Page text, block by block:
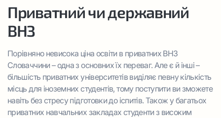
Приватний чи державний
ВНЗ
Порівняно невисока ціна освіти в приватних ВНЗ
Словаччини – одна з основних їх переваг. Але є й інші –
більшість приватних університетів виділяє певну кількість
місць для іноземних студентів, тому поступити ви зможете
навіть без стресу підготовки до іспитів. Також у багатьох
приватних навчальних закладах студенти з високим